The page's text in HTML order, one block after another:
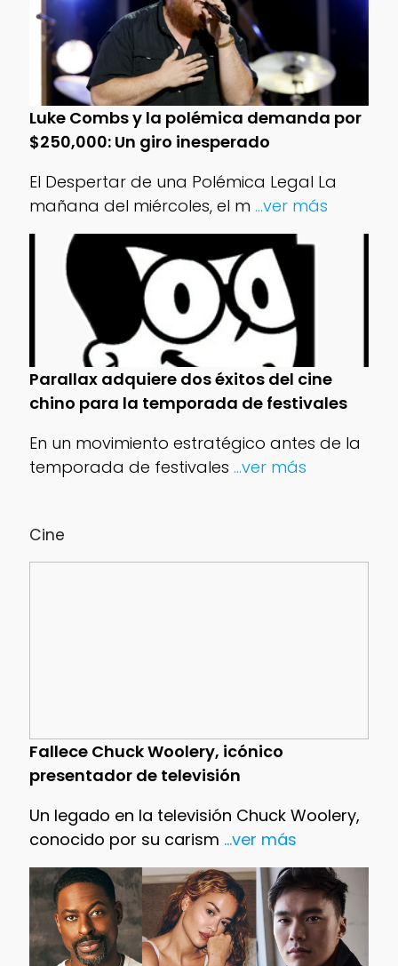
Cine
Fallece Chuck Woolery, icónico
presentador de televisión
Un legado en la televisión Chuck Woolery,
conocido por su carism ...ver más
Luke Combs y la polémica demanda por
$250,000: Un giro inesperado
El Despertar de una Polémica Legal La
mañana del miércoles, el m ...ver más
Parallax adquiere dos éxitos del cine
chino para la temporada de festivales
En un movimiento estratégico antes de la
temporada de festivales ...ver más